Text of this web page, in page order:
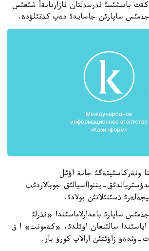
باسشئسئ نذرسذلتان نازاربايةأ شئعئس
جذمئس ساپارئن جاسايدئ دةپ كذتئلؤدة.
ونةركاسئپتةگئ جانة اؤئل
يننوأاسيالئق جوبالاردئث
ذسئنئلاتئن بولادئ.
ساپارئ باعدارلاماسئندا «نذرلئ
اياسئندا سالئنعان اؤئلدئ، «كةمونت» ا ق
وثدةؤ زاؤئتئن ارالاپ كورؤ بار.